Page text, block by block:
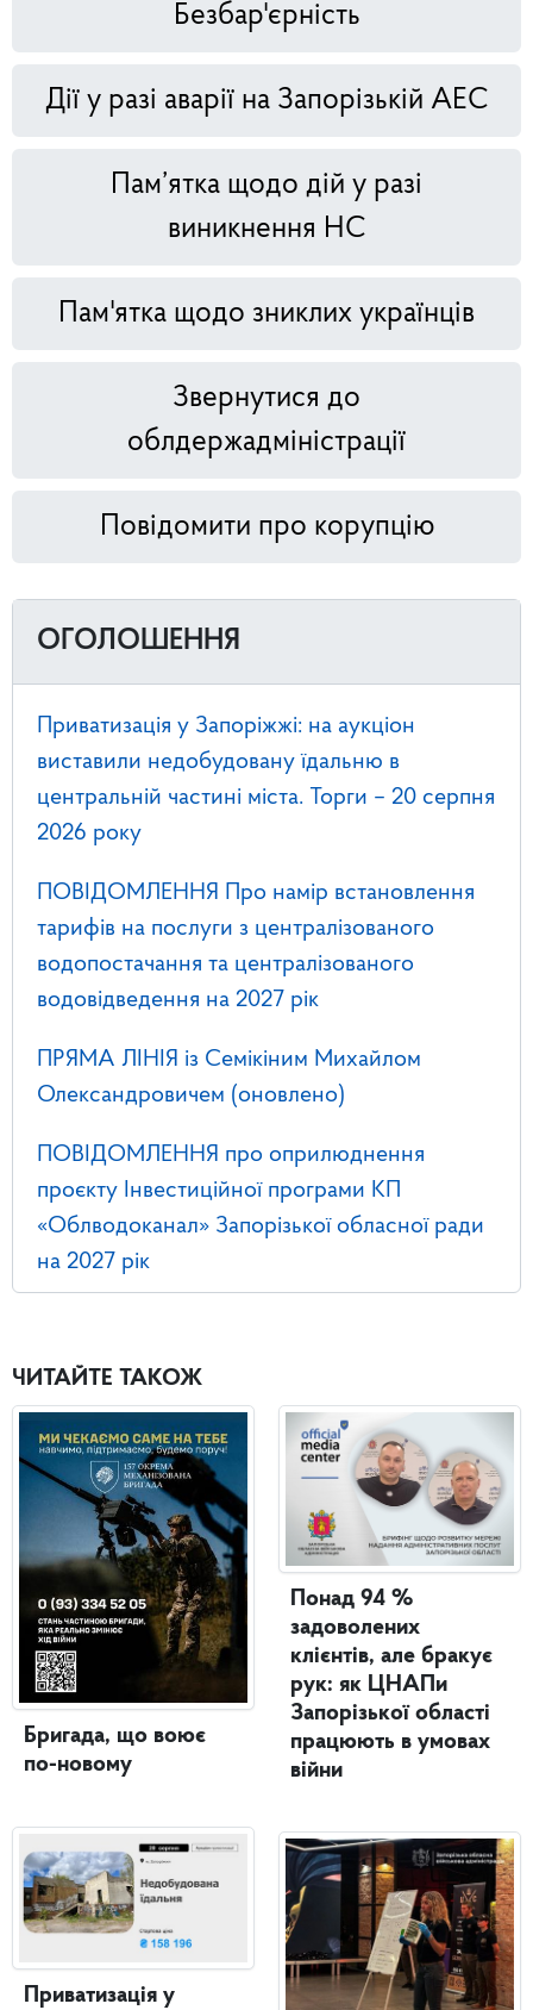
Безбар'єрність
Дії у разі аварії на Запорізькій АЕС
Пам’ятка щодо дій у разі
виникнення НС
Пам'ятка щодо зниклих українців
Звернутися до
облдержадміністрації
Повідомити про корупцію
ОГОЛОШЕННЯ
Приватизація у Запоріжжі: на аукціон
виставили недобудовану їдальню в
центральній частині міста. Торги – 20 серпня
2026 року
ПОВІДОМЛЕННЯ Про намір встановлення
тарифів на послуги з централізованого
водопостачання та централізованого
водовідведення на 2027 рік
ПРЯМА ЛІНІЯ із Семікіним Михайлом
Олександровичем (оновлено)
ПОВІДОМЛЕННЯ про оприлюднення
проєкту Інвестиційної програми КП
«Облводоканал» Запорізької обласної ради
на 2027 рік
ЧИТАЙТЕ ТАКОЖ
Бригада, що воює
по-новому
Приватизація у
Понад 94 %
задоволених
клієнтів, але бракує
рук: як ЦНАПи
Запорізької області
працюють в умовах
війни